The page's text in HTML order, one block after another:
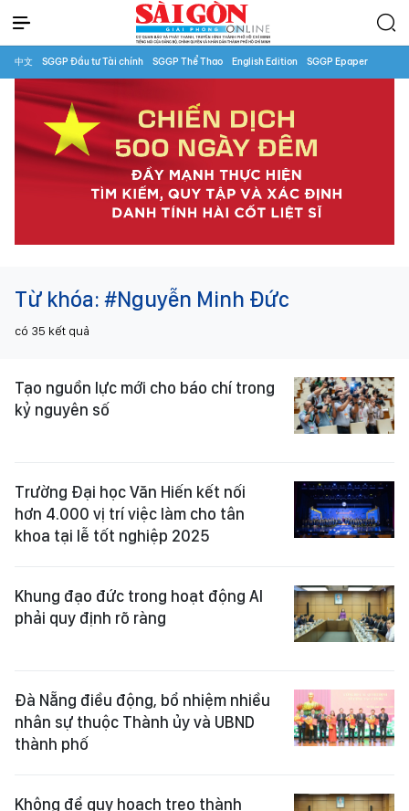
中文 SGGP Đầu tư Tài chính SGGP Thể Thao English Edition SGGP Epaper
Từ khóa: #Nguyễn Minh Đức
có 35 kết quả
Tạo nguồn lực mới cho báo chí trong
kỷ nguyên số
Trường Đại học Văn Hiến kết nối
hơn 4.000 vị trí việc làm cho tân
khoa tại lễ tốt nghiệp 2025
Khung đạo đức trong hoạt động AI
phải quy định rõ ràng
Đà Nẵng điều động, bổ nhiệm nhiều
nhân sự thuộc Thành ủy và UBND
thành phố
Không để quy hoạch treo thành